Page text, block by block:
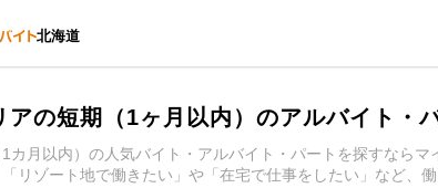
北海道
アの短期（1ヶ月以内）のアルバイト・
カ月以内）の人気バイト・アルバイト・パートを探すなら
リゾート地で働きたい」や「在宅で仕事をしたい」など、